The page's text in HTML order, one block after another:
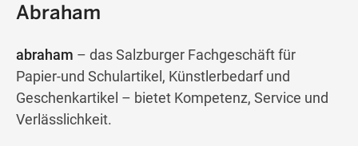
Abraham
abraham – das Salzburger Fachgeschäft für
Papier-und Schulartikel, Künstlerbedarf und
Geschenkartikel – bietet Kompetenz, Service und
Verlässlichkeit.